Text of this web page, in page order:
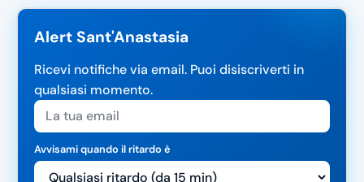
Alert Sant'Anastasia
Ricevi notifiche via email. Puoi disiscriverti in
qualsiasi momento.
Avvisami quando il ritardo è